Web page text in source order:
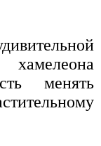
хамелеона
менять